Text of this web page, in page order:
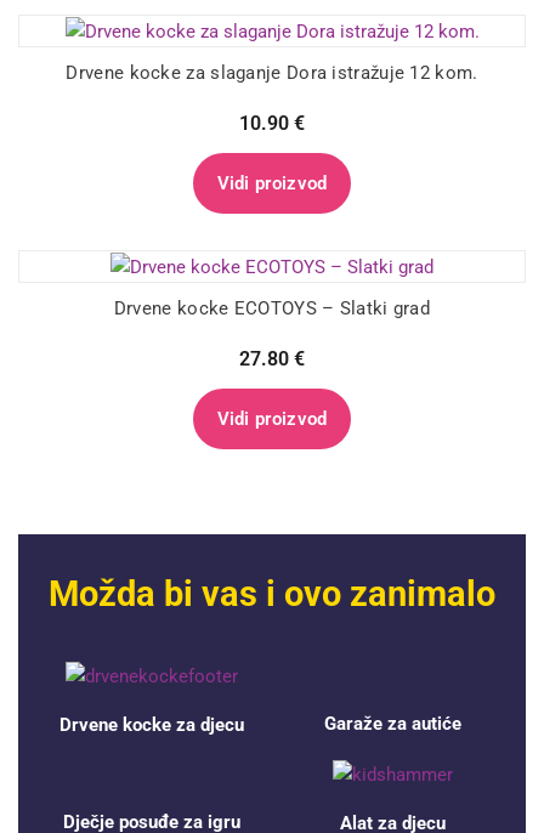
Drvene kocke za slaganje Dora istražuje 12 kom.
10.90 €
Vidi proizvod
Drvene kocke ECOTOYS – Slatki grad
27.80 €
Vidi proizvod
Možda bi vas i ovo zanimalo
Drvene kocke za djecu Garaže za autiće
Dječje posuđe za igru Alat za djecu